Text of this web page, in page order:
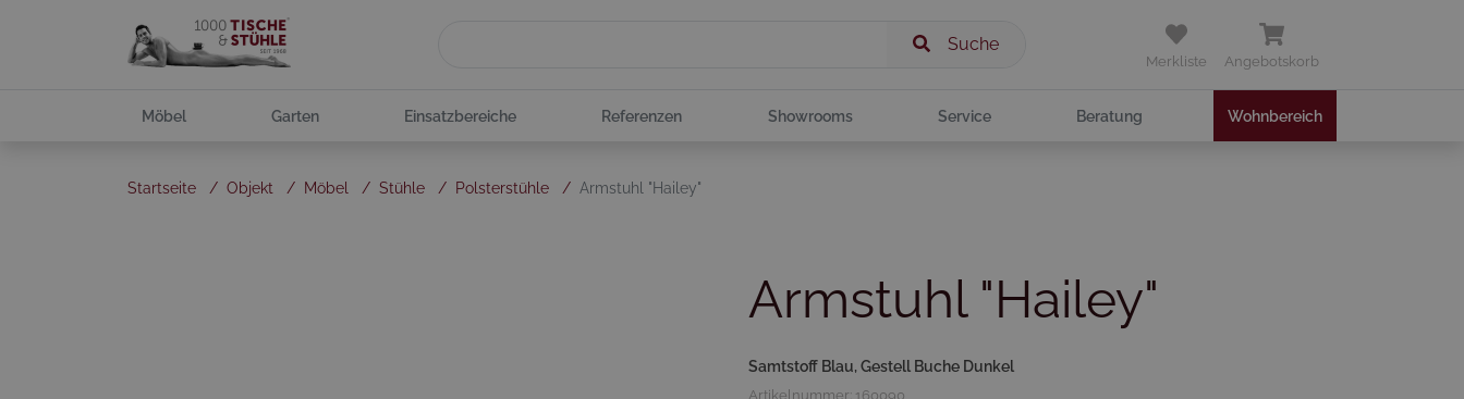
Merkliste Angebotskorb
Suche
Möbel Garten Einsatzbereiche Referenzen Showrooms Service Beratung Wohnbereich
Startseite / Objekt / Möbel / Stühle / Polsterstühle / Armstuhl "Hailey"
Armstuhl "Hailey"
Samtstoff Blau, Gestell Buche Dunkel
Artikelnummer: 160090